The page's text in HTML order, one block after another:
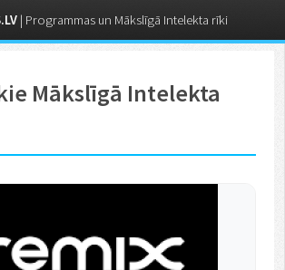
Mākslīgā Intelekta
| Programmas un Mākslīgā Intelekta rīki